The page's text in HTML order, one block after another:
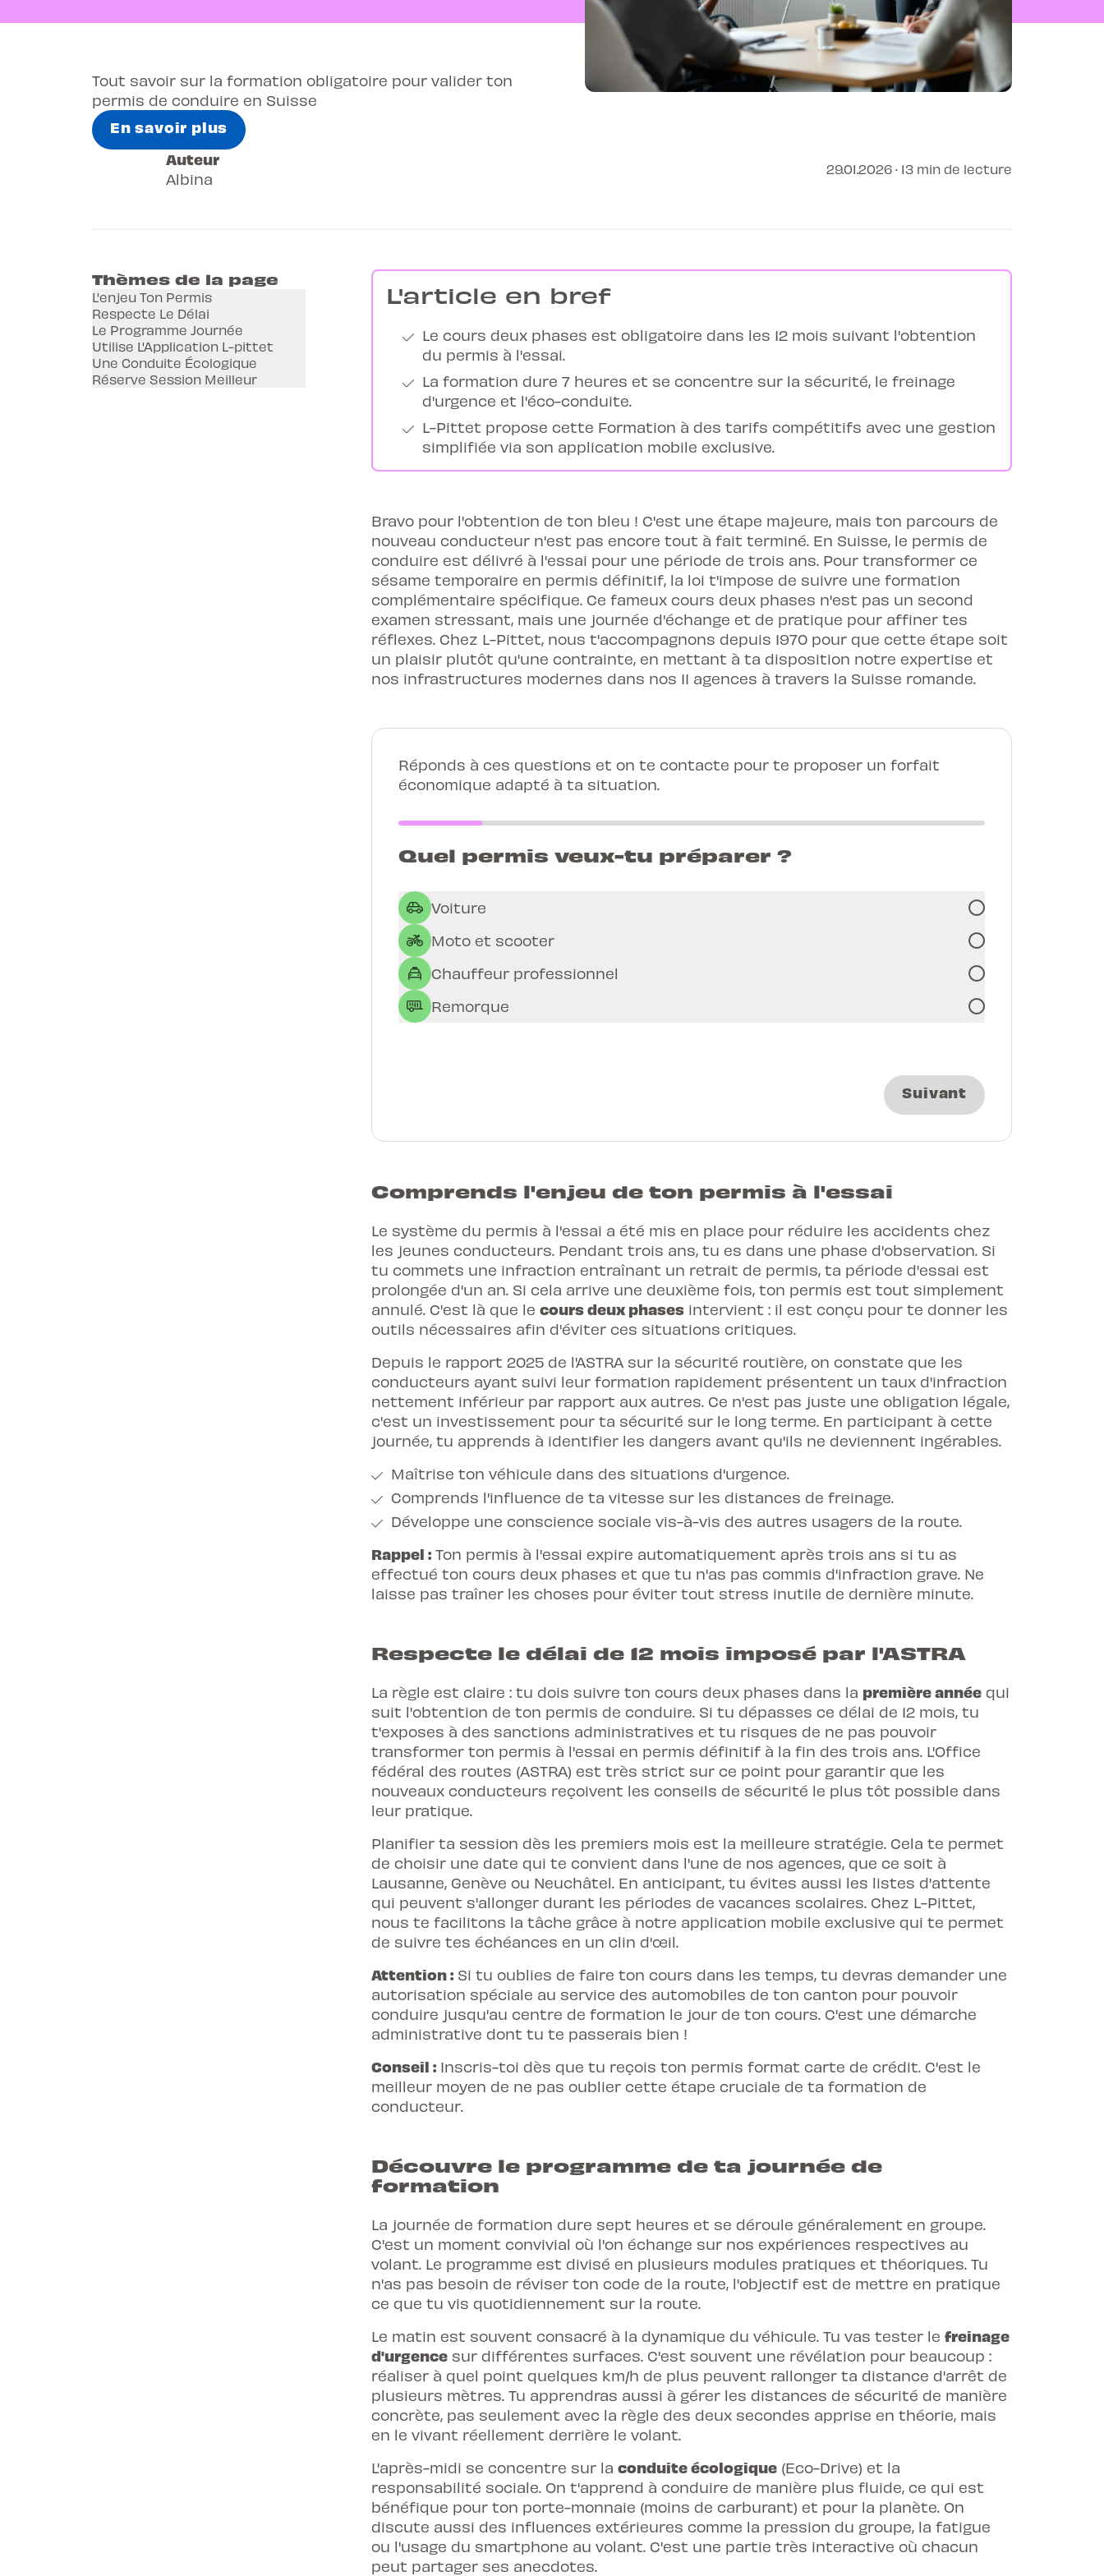
Tout savoir sur la formation obligatoire pour valider ton
permis de conduire en Suisse
En savoir plus
Auteur
Albina
29.01.2026 · 13 min de lecture
Thèmes de la page
L'enjeu Ton Permis
Respecte Le Délai
Le Programme Journée
Utilise L'Application L-pittet
Une Conduite Écologique
Réserve Session Meilleur
L'article en bref
Le cours deux phases est obligatoire dans les 12 mois suivant l'obtention
du permis à l'essai.
La formation dure 7 heures et se concentre sur la sécurité, le freinage
d'urgence et l'éco-conduite.
L-Pittet propose cette Formation à des tarifs compétitifs avec une gestion
simplifiée via son application mobile exclusive.
Bravo pour l'obtention de ton bleu ! C'est une étape majeure, mais ton parcours de
nouveau conducteur n'est pas encore tout à fait terminé. En Suisse, le permis de
conduire est délivré à l'essai pour une période de trois ans. Pour transformer ce
sésame temporaire en permis définitif, la loi t'impose de suivre une formation
complémentaire spécifique. Ce fameux cours deux phases n'est pas un second
examen stressant, mais une journée d'échange et de pratique pour affiner tes
réflexes. Chez L-Pittet, nous t'accompagnons depuis 1970 pour que cette étape soit
un plaisir plutôt qu'une contrainte, en mettant à ta disposition notre expertise et
nos infrastructures modernes dans nos 11 agences à travers la Suisse romande.
Réponds à ces questions et on te contacte pour te proposer un forfait
économique adapté à ta situation.
Quel permis veux-tu préparer ?
Voiture
Moto et scooter
Chauffeur professionnel
Remorque
Suivant
Comprends l'enjeu de ton permis à l'essai
Le système du permis à l'essai a été mis en place pour réduire les accidents chez
les jeunes conducteurs. Pendant trois ans, tu es dans une phase d'observation. Si
tu commets une infraction entraînant un retrait de permis, ta période d'essai est
prolongée d'un an. Si cela arrive une deuxième fois, ton permis est tout simplement
annulé. C'est là que le cours deux phases intervient : il est conçu pour te donner les
outils nécessaires afin d'éviter ces situations critiques.
Depuis le rapport 2025 de l'ASTRA sur la sécurité routière, on constate que les
conducteurs ayant suivi leur formation rapidement présentent un taux d'infraction
nettement inférieur par rapport aux autres. Ce n'est pas juste une obligation légale,
c'est un investissement pour ta sécurité sur le long terme. En participant à cette
journée, tu apprends à identifier les dangers avant qu'ils ne deviennent ingérables.
Maîtrise ton véhicule dans des situations d'urgence.
Comprends l'influence de ta vitesse sur les distances de freinage.
Développe une conscience sociale vis-à-vis des autres usagers de la route.
Rappel : Ton permis à l'essai expire automatiquement après trois ans si tu as
effectué ton cours deux phases et que tu n'as pas commis d'infraction grave. Ne
laisse pas traîner les choses pour éviter tout stress inutile de dernière minute.
Respecte le délai de 12 mois imposé par l'ASTRA
La règle est claire : tu dois suivre ton cours deux phases dans la première année qui
suit l'obtention de ton permis de conduire. Si tu dépasses ce délai de 12 mois, tu
t'exposes à des sanctions administratives et tu risques de ne pas pouvoir
transformer ton permis à l'essai en permis définitif à la fin des trois ans. L'Office
fédéral des routes (ASTRA) est très strict sur ce point pour garantir que les
nouveaux conducteurs reçoivent les conseils de sécurité le plus tôt possible dans
leur pratique.
Planifier ta session dès les premiers mois est la meilleure stratégie. Cela te permet
de choisir une date qui te convient dans l'une de nos agences, que ce soit à
Lausanne, Genève ou Neuchâtel. En anticipant, tu évites aussi les listes d'attente
qui peuvent s'allonger durant les périodes de vacances scolaires. Chez L-Pittet,
nous te facilitons la tâche grâce à notre application mobile exclusive qui te permet
de suivre tes échéances en un clin d'œil.
Attention : Si tu oublies de faire ton cours dans les temps, tu devras demander une
autorisation spéciale au service des automobiles de ton canton pour pouvoir
conduire jusqu'au centre de formation le jour de ton cours. C'est une démarche
administrative dont tu te passerais bien !
Conseil : Inscris-toi dès que tu reçois ton permis format carte de crédit. C'est le
meilleur moyen de ne pas oublier cette étape cruciale de ta formation de
conducteur.
Découvre le programme de ta journée de
formation
La journée de formation dure sept heures et se déroule généralement en groupe.
C'est un moment convivial où l'on échange sur nos expériences respectives au
volant. Le programme est divisé en plusieurs modules pratiques et théoriques. Tu
n'as pas besoin de réviser ton code de la route, l'objectif est de mettre en pratique
ce que tu vis quotidiennement sur la route.
Le matin est souvent consacré à la dynamique du véhicule. Tu vas tester le freinage
d'urgence sur différentes surfaces. C'est souvent une révélation pour beaucoup :
réaliser à quel point quelques km/h de plus peuvent rallonger ta distance d'arrêt de
plusieurs mètres. Tu apprendras aussi à gérer les distances de sécurité de manière
concrète, pas seulement avec la règle des deux secondes apprise en théorie, mais
en le vivant réellement derrière le volant.
L'après-midi se concentre sur la conduite écologique (Eco-Drive) et la
responsabilité sociale. On t'apprend à conduire de manière plus fluide, ce qui est
bénéfique pour ton porte-monnaie (moins de carburant) et pour la planète. On
discute aussi des influences extérieures comme la pression du groupe, la fatigue
ou l'usage du smartphone au volant. C'est une partie très interactive où chacun
peut partager ses anecdotes.